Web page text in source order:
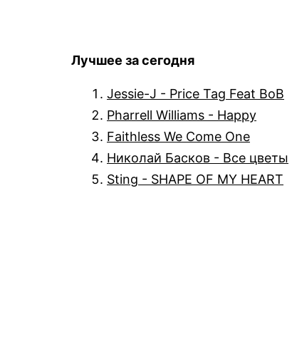
Лучшее за сегодня
Jessie-J - Price Tag Feat BoB
Pharrell Williams - Happy
Faithless We Come One
Николай Басков - Все цветы
Sting - SHAPE OF MY HEART